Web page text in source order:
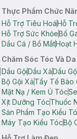
Thực Phẩm Chức
Hỗ Trợ Tiêu HoáHỗ
Hỗ Trợ Sức KhỏeBổ
Dầu Cá / Bổ MắtHoạt
Chăm Sóc Tóc Và
Dầu GộiDầu XảDầu
Bộ Gội XảTẩy Tế Bào
Mặt Nạ / Kem Ủ Tóc
Xịt Dưỡng TócThuốc
Sản Phẩm Tạo Kiểu
Máy Tạo Kiểu TócBộ